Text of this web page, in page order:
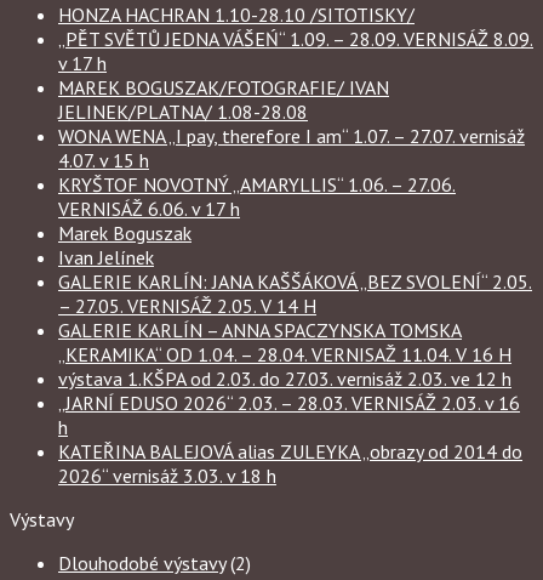
HONZA HACHRAN 1.10-28.10 /SITOTISKY/
„PĚT SVĚTŮ JEDNA VÁŠEŃ“ 1.09. – 28.09. VERNISÁŽ 8.09.
v 17 h
MAREK BOGUSZAK/FOTOGRAFIE/ IVAN
JELINEK/PLATNA/ 1.08-28.08
WONA WENA „I pay, therefore I am“ 1.07. – 27.07. vernisáž
4.07. v 15 h
KRYŠTOF NOVOTNÝ „AMARYLLIS“ 1.06. – 27.06.
VERNISÁŽ 6.06. v 17 h
Marek Boguszak
Ivan Jelínek
GALERIE KARLÍN: JANA KAŠŠÁKOVÁ „BEZ SVOLENÍ“ 2.05.
– 27.05. VERNISÁŽ 2.05. V 14 H
GALERIE KARLÍN – ANNA SPACZYNSKA TOMSKA
„KERAMIKA“ OD 1.04. – 28.04. VERNISAŽ 11.04. V 16 H
výstava 1.KŠPA od 2.03. do 27.03. vernisáž 2.03. ve 12 h
„JARNÍ EDUSO 2026“ 2.03. – 28.03. VERNISÁŽ 2.03. v 16
h
KATEŘINA BALEJOVÁ alias ZULEYKA „obrazy od 2014 do
2026“ vernisáž 3.03. v 18 h
Výstavy
Dlouhodobé výstavy(2)